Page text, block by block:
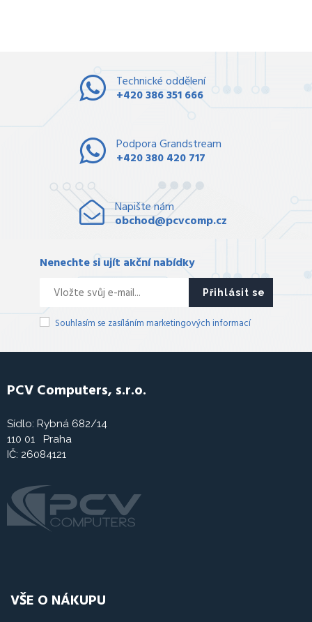
Technické oddělení
+420 386 351 666
Podpora Grandstream
+420 380 420 717
Napište nám
obchod@pcvcomp.cz
Nenechte si ujít akční nabídky
Přihlásit se
Souhlasím se zasíláním marketingových informací
PCV Computers, s.r.o.
Sídlo: Rybná 682/14
110 01 Praha
IČ: 26084121
VŠE O NÁKUPU